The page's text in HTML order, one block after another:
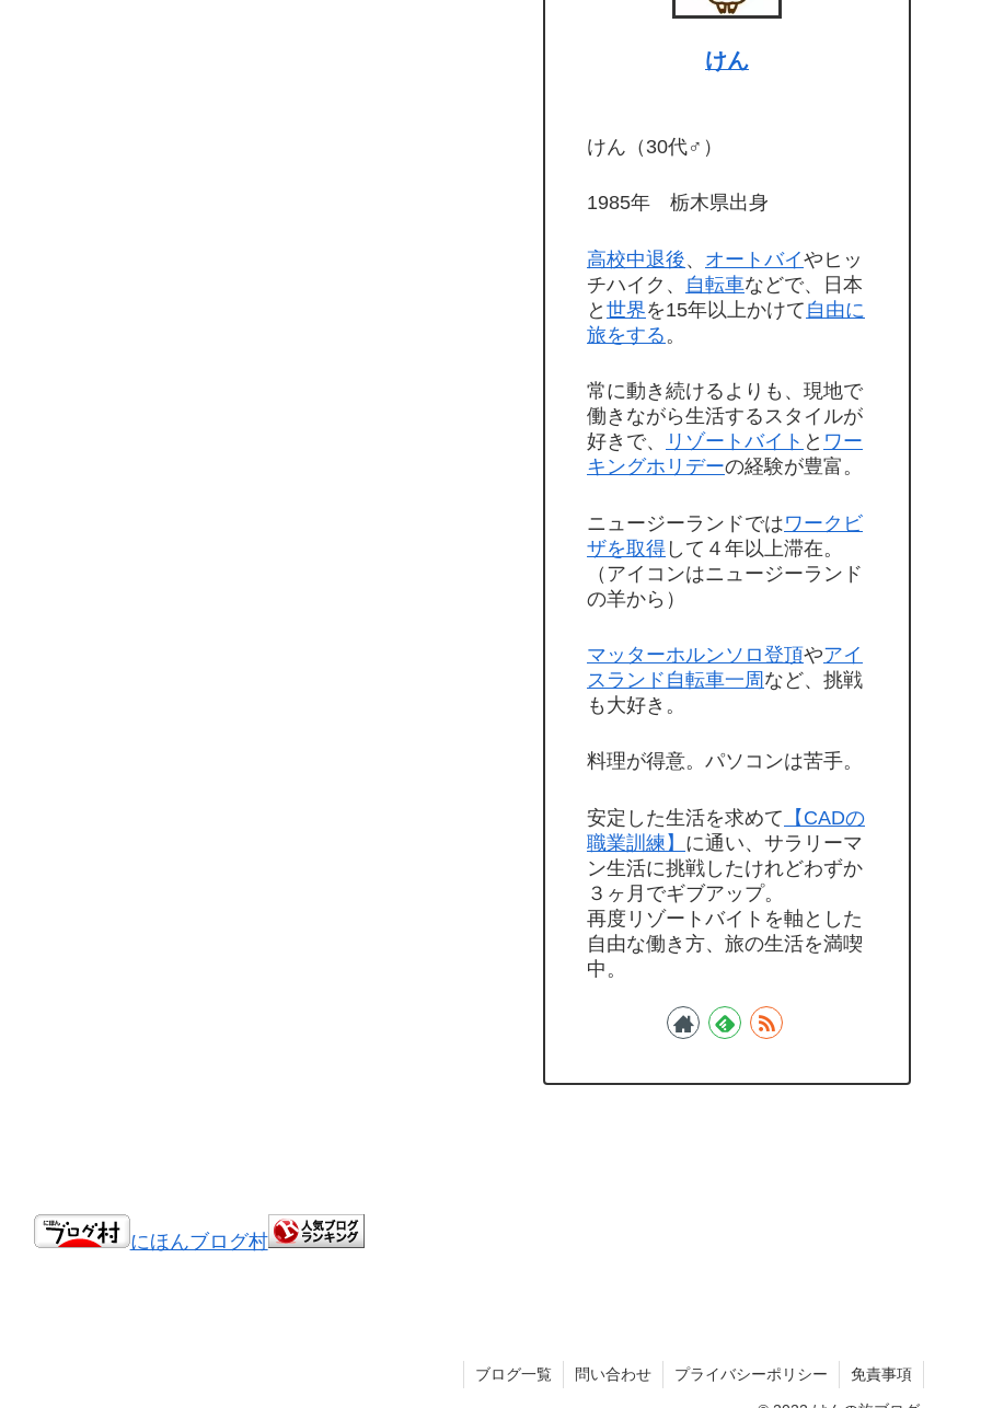
けん
けん（30代♂）
1985年 栃木県出身
高校中退後、 オートバイやヒッ
チハイク、 自転車などで、日本
と 世界を15年以上かけて 自由に
旅をする 。
常に動き続けるよりも、現地で
働きながら生活するスタイルが
好きで、
リゾートバイト と ワー
キングホリデーの経験が豊富。
ニュージーランドではワークビ
ザを取得 して４年以上滞在。
（アイコンはニュージーランド
の羊から）
マッターホルンソロ登頂やアイ
スランド自転車一周 など、挑戦
も大好き。
料理が得意。パソコンは苦手。
安定した生活を求めて 【CADの
職業訓練】 に通い、サラリーマ
ン生活に挑戦したけれどわずか
３ヶ月でギブアップ。
再度リゾートバイトを軸とした
自由な働き方、旅の生活を満喫
中。
にほんブログ村
ブログ一覧 問い合わせ プライバシーポリシー 免責事項